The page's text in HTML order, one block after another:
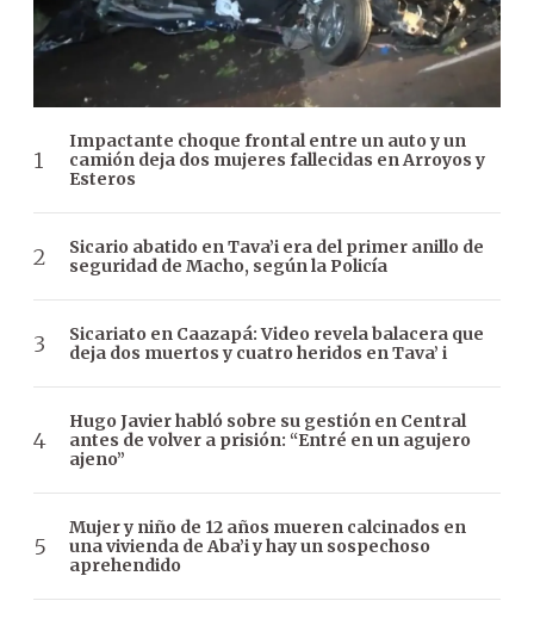
Impactante choque frontal entre un auto y un
camión deja dos mujeres fallecidas en Arroyos y
Esteros
Sicario abatido en Tava’i era del primer anillo de
seguridad de Macho, según la Policía
Sicariato en Caazapá: Video revela balacera que
deja dos muertos y cuatro heridos en Tava’ i
Hugo Javier habló sobre su gestión en Central
antes de volver a prisión: “Entré en un agujero
ajeno”
Mujer y niño de 12 años mueren calcinados en
una vivienda de Aba’i y hay un sospechoso
aprehendido